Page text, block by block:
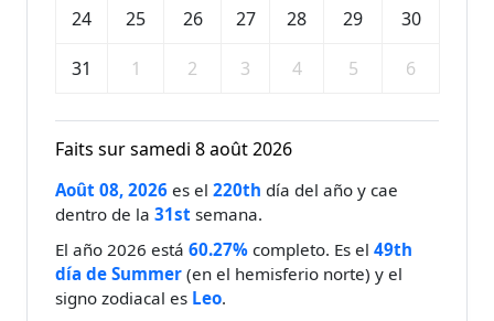
24 25 26 27 28 29 30
31 1 2 3 4 5 6
Faits sur samedi 8 août 2026
Août 08, 2026 es el 220th día del año y cae
dentro de la 31st semana.
El año 2026 está 60.27% completo. Es el 49th
día de Summer (en el hemisferio norte) y el
signo zodiacal es Leo.